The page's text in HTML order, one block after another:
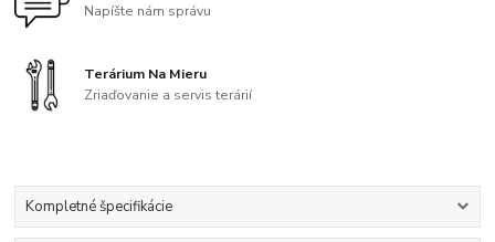
Napíšte nám správu
Terárium Na Mieru
Zriaďovanie a servis terárií
Kompletné špecifikácie